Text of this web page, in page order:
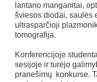
lantano manganitai,
šviesos diodai, saulės
ultrasparčioji
tomografija.
Konferencijoje
sesijoje ir turėjo
pranešimų konkurse.